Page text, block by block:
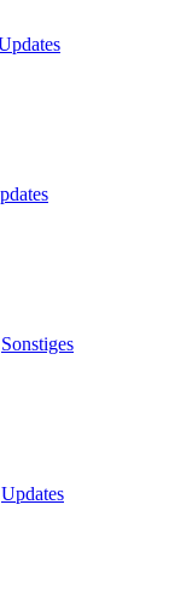
Sonstiges
Updates